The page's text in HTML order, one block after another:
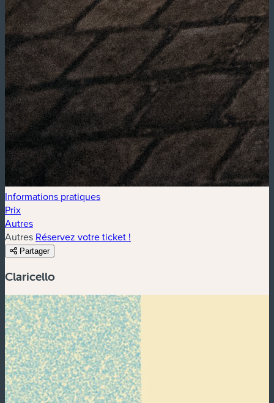
Informations pratiques
Prix
Autres
Autres Réservez votre ticket !
Partager
Claricello